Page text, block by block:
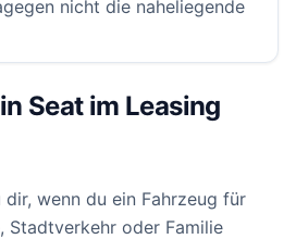
nicht die naheliegende
Seat im Leasing
wenn du ein Fahrzeug für
Stadtverkehr oder Familie